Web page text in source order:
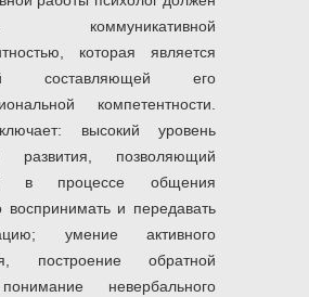
коммуникативной
которая является
составляющей его
компетентности.
высокий уровень
развития, позволяющий
в процессе общения
воспринимать и передавать
умение активного
построение обратной
невербального